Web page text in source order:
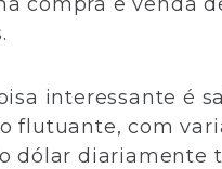
interessante é
flutuante, com
dólar diariamente